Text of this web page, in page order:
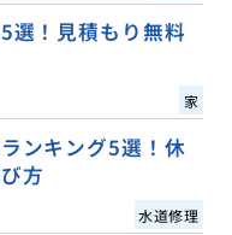
選！見積もり無料
家
ンキング5選！休
方
水道修理